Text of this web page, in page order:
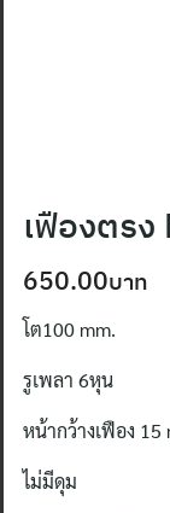
เฟืองตร
650.00
โต100 mm.
รูเพลา 6หุน
หน้ากว้างเฟือง 15
ไม่มีดุม